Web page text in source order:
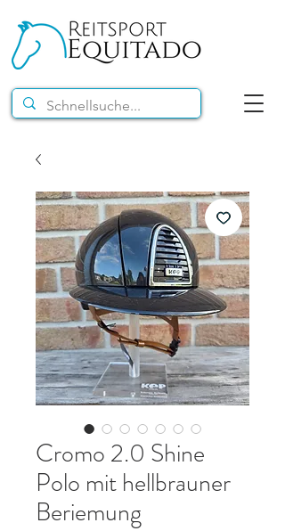
Cromo 2.0 Shine
Polo mit hellbrauner
Beriemung